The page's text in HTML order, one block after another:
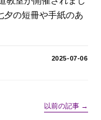
夕の短冊や手紙のあ
2025-07-06
以前の記事 →